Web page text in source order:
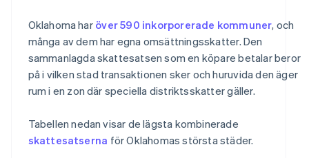
Oklahoma har över 590 inkorporerade kommuner, och
många av dem har egna omsättningsskatter. Den
sammanlagda skattesatsen som en köpare betalar beror
på i vilken stad transaktionen sker och huruvida den äger
rum i en zon där speciella distriktsskatter gäller.
Tabellen nedan visar de lägsta kombinerade
skattesatserna för Oklahomas största städer.